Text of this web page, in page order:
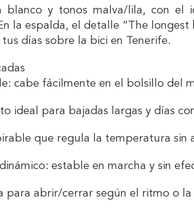
blanco y tonos malva/lila, con el
la espalda, el detalle “The longest
días sobre la bici en Tenerife.
: cabe fácilmente en el bolsillo del
ideal para bajadas largas y días
que regula la temperatura sin
: estable en marcha y sin
para abrir/cerrar según el ritmo o